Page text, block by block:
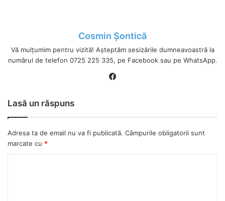
Cosmin Șontică
Vă mulțumim pentru vizită! Așteptăm sesizările dumneavoastră la
numărul de telefon 0725 225 335, pe Facebook sau pe WhatsApp.
Lasă un răspuns
Adresa ta de email nu va fi publicată. Câmpurile obligatorii sunt
marcate cu *